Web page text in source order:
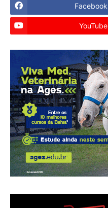
Facebook
YouTube